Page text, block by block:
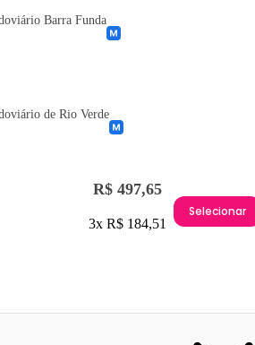
Barra Funda
de Rio Verde
R$ 497,65
3x R$ 184,51
Selecionar